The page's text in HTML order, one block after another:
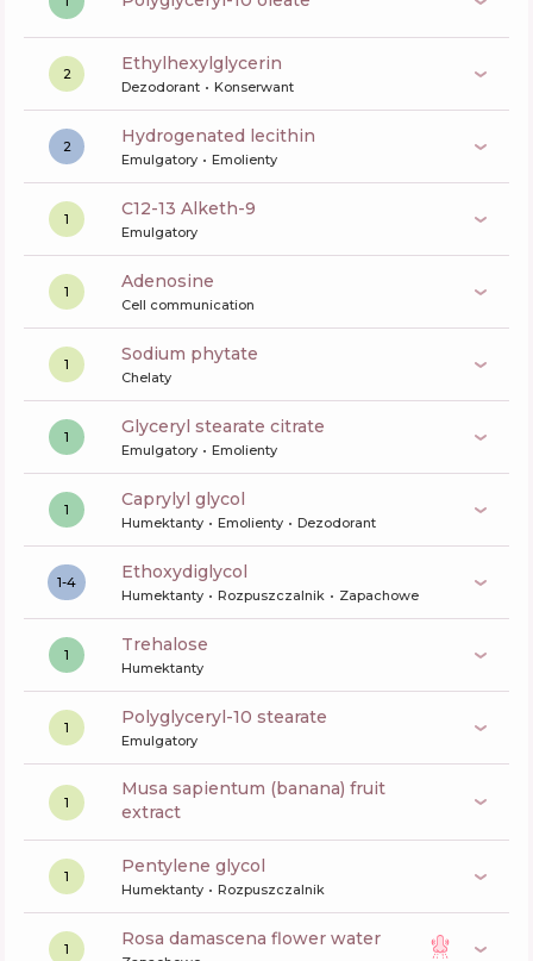
2 ethylhexylglycerin
Dezodorant Konserwant
2 hydrogenated lecithin
Emulgatory Emolienty
1 C12-13 Alketh-9
Emulgatory
1 Adenosine
Cell communication
1 sodium phytate
Chelaty
1 glyceryl stearate citrate
Emulgatory Emolienty
1 caprylyl glycol
Humektanty Emolienty Dezodorant
1-4 Ethoxydiglycol
Humektanty Rozpuszczalnik Zapachowe
1 trehalose
Humektanty
1 polyglyceryl-10 stearate
Emulgatory
1
musa sapientum (banana) fruit
extract
1 pentylene glycol
Humektanty Rozpuszczalnik
1 rosa damascena flower water